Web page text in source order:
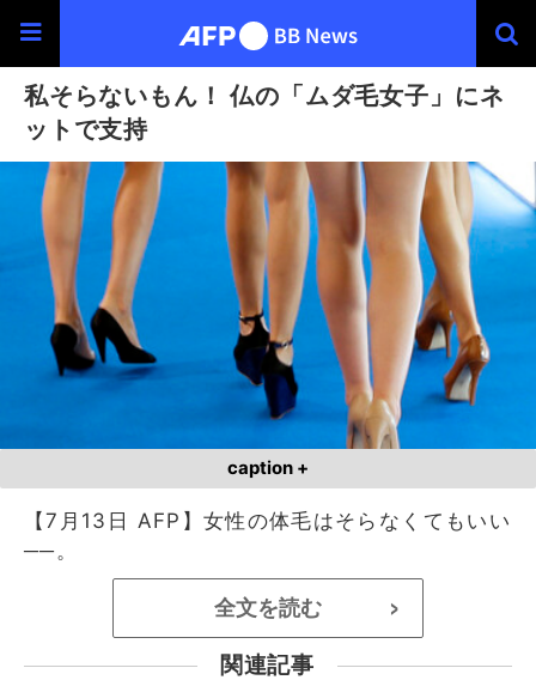
私そらないもん！ 仏の「ムダ毛女子」にネ
ットで支持
caption +
【7月13日 AFP】女性の体毛はそらなくてもいい
──。
全文を読む >
関連記事